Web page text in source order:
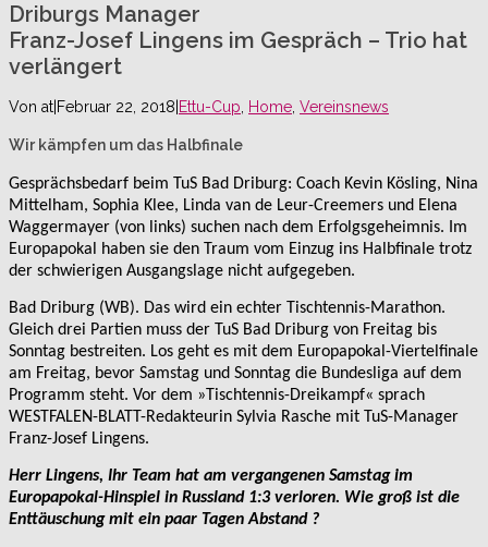
Driburgs Manager
Franz-Josef Lingens im Gespräch – Trio hat
verlängert
Von at Februar 22, 2018 Ettu-Cup Home Vereinsnews
Wir kämpfen um das Halbfinale
Gesprächsbedarf beim TuS Bad Driburg: Coach Kevin Kösling, Nina
Mittelham, Sophia Klee, Linda van de Leur-Creemers und Elena
Waggermayer (von links) suchen nach dem Erfolgsgeheimnis. Im
Europapokal haben sie den Traum vom Einzug ins Halbfinale trotz
der schwierigen Ausgangslage nicht aufgegeben.
Bad Driburg (WB). Das wird ein echter Tischtennis-Marathon.
Gleich drei Partien muss der TuS Bad Driburg von Freitag bis
Sonntag bestreiten. Los geht es mit dem Europapokal-Viertelfinale
am Freitag, bevor Samstag und Sonntag die Bundesliga auf dem
Programm steht. Vor dem »Tischtennis-Dreikampf« sprach
WESTFALEN-BLATT-Redakteurin Sylvia Rasche mit TuS-Manager
Franz-Josef Lingens.
Herr Lingens, Ihr Team hat am vergangenen Samstag im
Europapokal-Hinspiel in Russland 1:3 verloren. Wie groß ist die
Enttäuschung mit ein paar Tagen Abstand ?